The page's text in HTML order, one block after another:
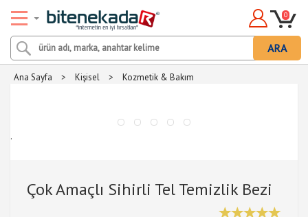
ARA
0
Ana Sayfa > Kişisel > Kozmetik & Bakım
.
Çok Amaçlı Sihirli Tel Temizlik Bezi